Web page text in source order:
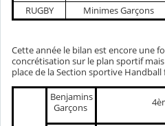
RUGBY
Minimes Garçons
Cette année le bilan est encore une
concrétisation sur le plan sportif
place de la Section sportive
Benjamins
Garçons